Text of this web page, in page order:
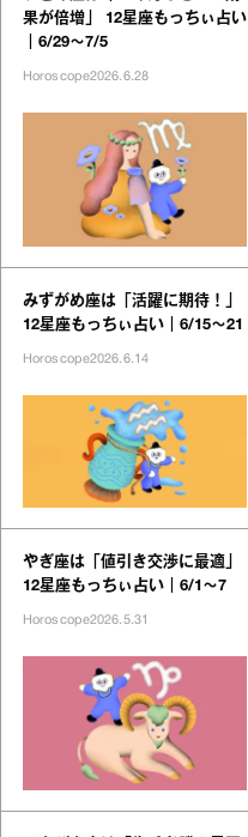
果が倍増」 12星座もっちぃ占い
｜6/29～7/5
Horoscope2026.6.28
みずがめ座は「活躍に期待！」
12星座もっちぃ占い｜6/15～21
Horoscope2026.6.14
やぎ座は「値引き交渉に最適」
12星座もっちぃ占い｜6/1～7
Horoscope2026.5.31